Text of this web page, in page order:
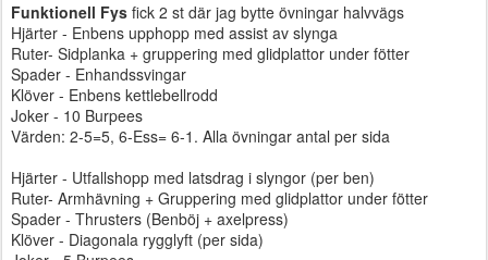
Funktionell Fys fick 2 st där jag bytte övningar halvvägs
Hjärter - Enbens upphopp med assist av slynga
Ruter- Sidplanka + gruppering med glidplattor under fötter
Spader - Enhandssvingar
Klöver - Enbens kettlebellrodd
Joker - 10 Burpees
Värden: 2-5=5, 6-Ess= 6-1. Alla övningar antal per sida
Hjärter - Utfallshopp med latsdrag i slyngor (per ben)
Ruter- Armhävning + Gruppering med glidplattor under fötter
Spader - Thrusters (Benböj + axelpress)
Klöver - Diagonala rygglyft (per sida)